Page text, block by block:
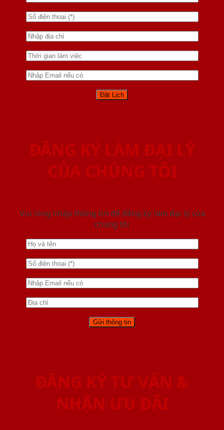
ĐĂNG KÝ LÀM ĐẠI LÝ
CỦA CHÚNG TÔI
Vui lòng nhập thông tin để đăng ký làm đại lý của
chúng tôi
ĐĂNG KÝ TƯ VẤN &
NHẬN ƯU ĐÃI